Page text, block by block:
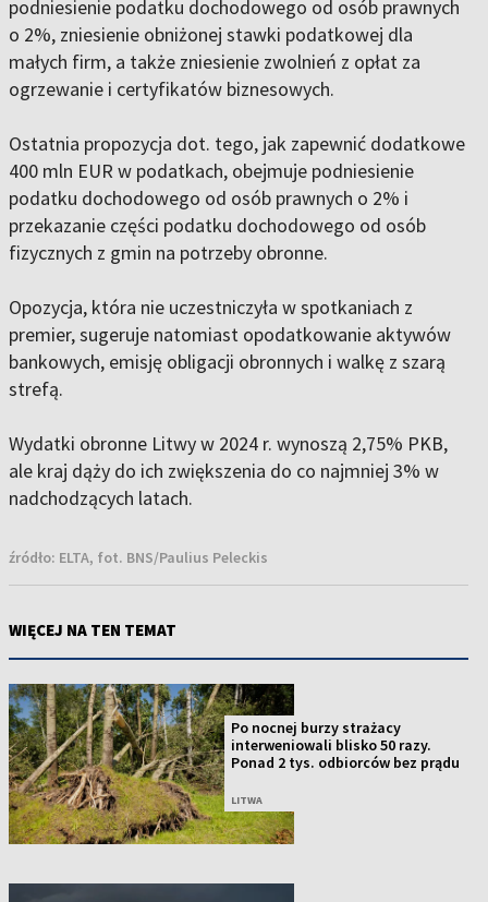
podniesienie podatku dochodowego od osób prawnych
o 2%, zniesienie obniżonej stawki podatkowej dla
małych firm, a także zniesienie zwolnień z opłat za
ogrzewanie i certyfikatów biznesowych.
Ostatnia propozycja dot. tego, jak zapewnić dodatkowe
400 mln EUR w podatkach, obejmuje podniesienie
podatku dochodowego od osób prawnych o 2% i
przekazanie części podatku dochodowego od osób
fizycznych z gmin na potrzeby obronne.
Opozycja, która nie uczestniczyła w spotkaniach z
premier, sugeruje natomiast opodatkowanie aktywów
bankowych, emisję obligacji obronnych i walkę z szarą
strefą.
Wydatki obronne Litwy w 2024 r. wynoszą 2,75% PKB,
ale kraj dąży do ich zwiększenia do co najmniej 3% w
nadchodzących latach.
źródło: ELTA, fot. BNS/Paulius Peleckis
WIĘCEJ NA TEN TEMAT
Po nocnej burzy strażacy
interweniowali blisko 50 razy.
Ponad 2 tys. odbiorców bez prądu
LITWA